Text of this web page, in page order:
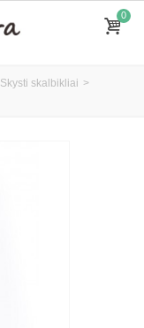
0
Skysti skalbikliai >